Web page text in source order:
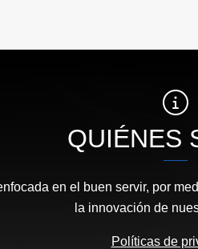
QUIÉNES
en el buen servir, por
la innovación de
Políticas de